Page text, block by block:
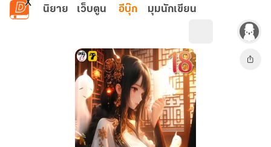
ข้ามไปยังเนื้อหาหลัก
นิยาย เว็บตูน อีบุ๊ก มุมนักเขียน